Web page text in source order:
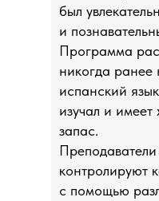
был
и
Программа
никогда ранее
испанский
изучал и
запас.
контролируют
с помощью